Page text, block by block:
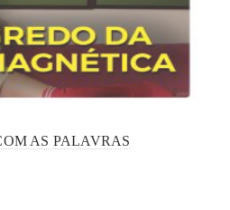
AS PALAVRAS